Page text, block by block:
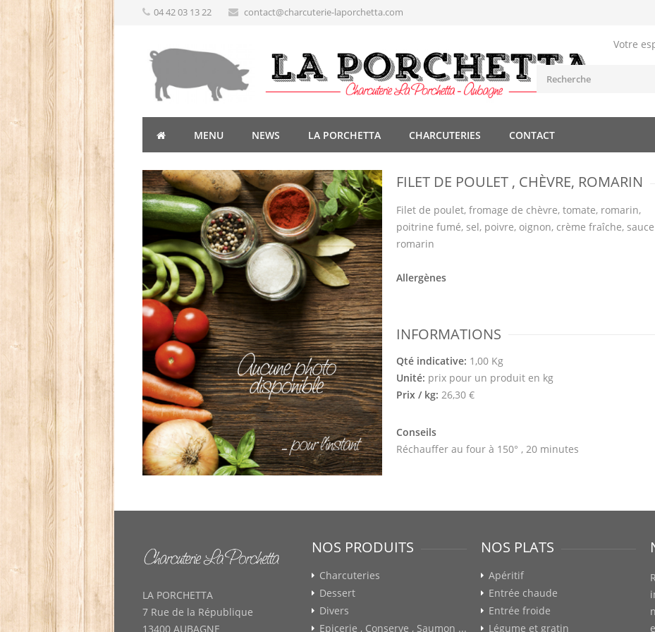
04 42 03 13 22 contact@charcuterie-laporchetta.com
Votre
MENU NEWS LA PORCHETTA CHARCUTERIES CONTACT
FILET DE POULET , CHÈVRE, ROMARIN
Filet de poulet, fromage de chèvre, tomate, romarin,
poitrine fumé, sel, poivre, oignon, crème fraîche,
romarin
Allergènes
INFORMATIONS
Qté indicative: 1,00 Kg
Unité: prix pour un produit en kg
Prix / kg: 26,30 €
Conseils
Réchauffer au four à 150° , 20 minutes
LA PORCHETTA
7 Rue de la République
13400 AUBAGNE
NOS PRODUITS
Charcuteries
Dessert
Divers
Epicerie , Conserve , Saumon ...
NOS PLATS
Apéritif
Entrée chaude
Entrée froide
Légume et gratin